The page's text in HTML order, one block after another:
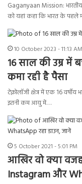
Gaganyaan Mission:
को यहां कहा कि भारत के पहले
10 October 2023 - 11:13 AM
16 साल की उम्र में
कमा रही है पैसा
टेक्नोलॉजी क्षेत्र में एक 16
इतनी कम आयु में…
5 October 2021 - 5:01 PM
आखिर वो क्या
Instagram और